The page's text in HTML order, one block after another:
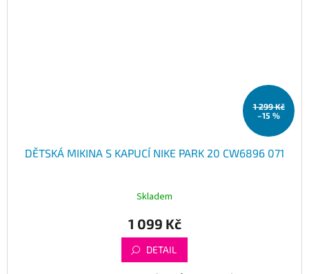
1 299 Kč
–15 %
DĚTSKÁ MIKINA S KAPUCÍ NIKE PARK 20 CW6896 071
Skladem
1 099 Kč
DETAIL